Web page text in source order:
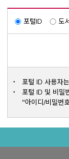
포털ID 도
포털 ID 사용자
포털 ID 및 비밀
"아이디/비밀번